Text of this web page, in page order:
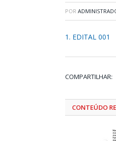
POR
1. EDITAL 001
COMPARTILHAR:
CONTEÚDO